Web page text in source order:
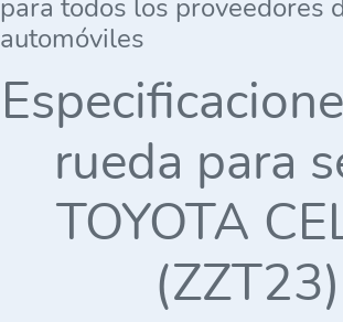
para todos los proveedores
automóviles
rueda para
TOYOTA
(ZZT23)